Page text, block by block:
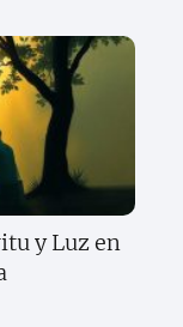
y Luz en